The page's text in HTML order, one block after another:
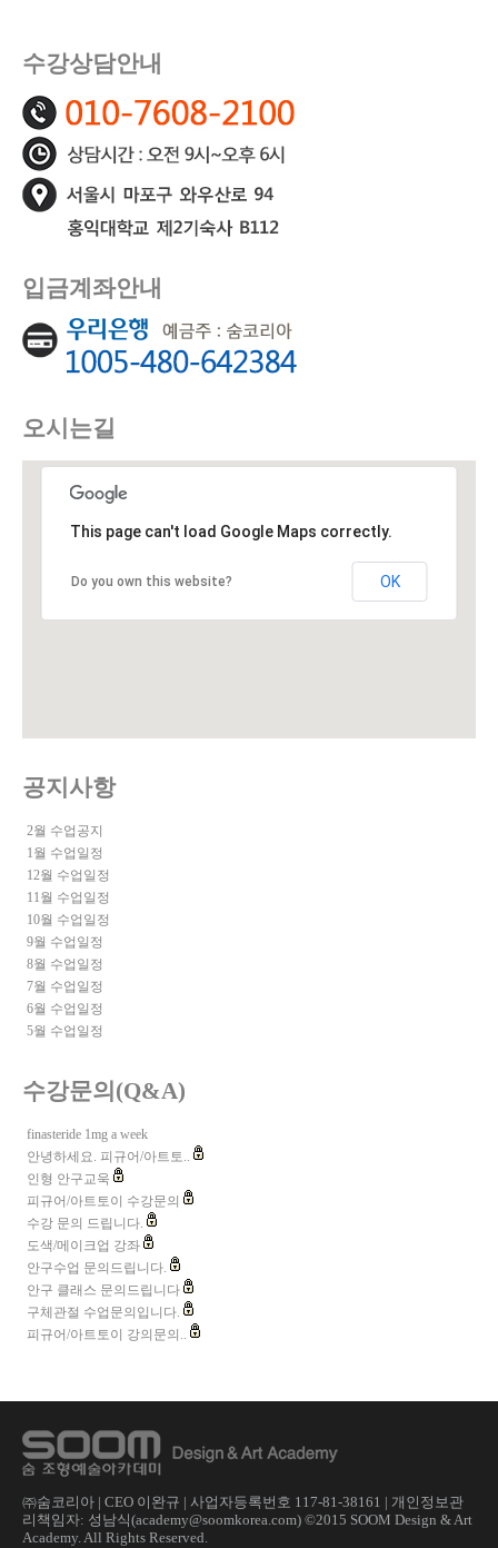
수강상담안내
입금계좌안내
오시는길
This page can't load Google Maps correctly.
Do you own this website? OK
공지사항
2월 수업공지
1월 수업일정
12월 수업일정
11월 수업일정
10월 수업일정
9월 수업일정
8월 수업일정
7월 수업일정
6월 수업일정
5월 수업일정
수강문의(Q&A)
finasteride 1mg a week
안녕하세요. 피규어/아트토..
인형 안구교욱
피규어/아트토이 수강문의
수강 문의 드립니다.
도색/메이크업 강좌
안구수업 문의드립니다.
안구 클래스 문의드립니다
구체관절 수업문의입니다.
피규어/아트토이 강의문의..
㈜숨코리아 | CEO 이완규 | 사업자등록번호 117-81-38161 | 개인정보관
리책임자: 성남식(academy@soomkorea.com) ©2015 SOOM Design & Art
Academy. All Rights Reserved.